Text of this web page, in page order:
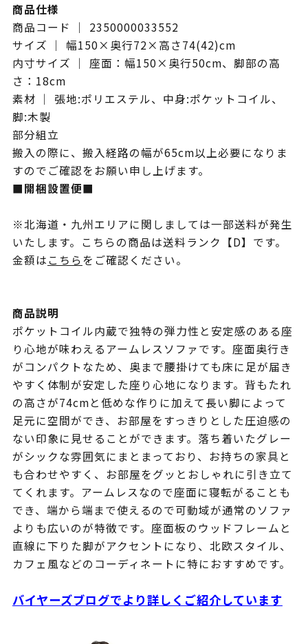
商品仕様
商品コード ｜ 2350000033552
サイズ ｜ 幅150×奥行72×高さ74(42)cm
内寸サイズ ｜ 座面：幅150×奥行50cm、脚部の高
さ：18cm
素材 ｜ 張地:ポリエステル、中身:ポケットコイル、
脚:木製
部分組立
搬入の際に、搬入経路の幅が65cm以上必要になりま
すのでご確認をお願い申し上げます。
■開梱設置便■
※北海道・九州エリアに関しましては一部送料が発生
いたします。こちらの商品は送料ランク【D】です。
金額はこちらをご確認ください。
商品説明
ポケットコイル内蔵で独特の弾力性と安定感のある座
り心地が味わえるアームレスソファです。座面奥行き
がコンパクトなため、奥まで腰掛けても床に足が届き
やすく体制が安定した座り心地になります。背もたれ
の高さが74cmと低めな作りに加えて長い脚によって
足元に空間ができ、お部屋をすっきりとした圧迫感の
ない印象に見せることができます。落ち着いたグレー
がシックな雰囲気にまとまっており、お持ちの家具と
も合わせやすく、お部屋をグッとおしゃれに引き立て
てくれます。アームレスなので座面に寝転がることも
でき、端から端まで使えるので可動域が通常のソファ
よりも広いのが特徴です。座面板のウッドフレームと
直線に下りた脚がアクセントになり、北欧スタイル、
カフェ風などのコーディネートに特におすすめです。
バイヤーズブログでより詳しくご紹介しています